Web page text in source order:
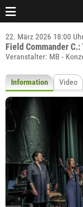
22. März 2026 18:00
Field Commander
Veranstalter: MB -
Information Video